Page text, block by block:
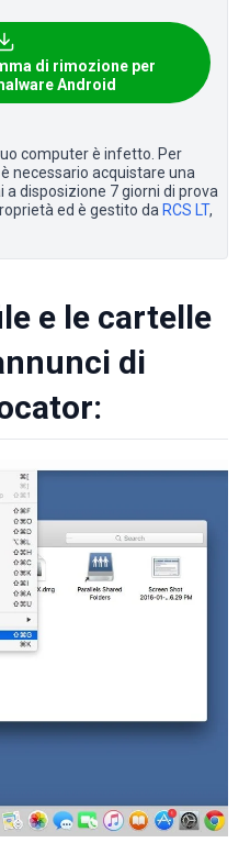
di rimozione per
Android
computer è infetto. Per
necessario acquistare una
a disposizione 7 giorni di prova
ed è gestito da RCS LT,
e le cartelle
di